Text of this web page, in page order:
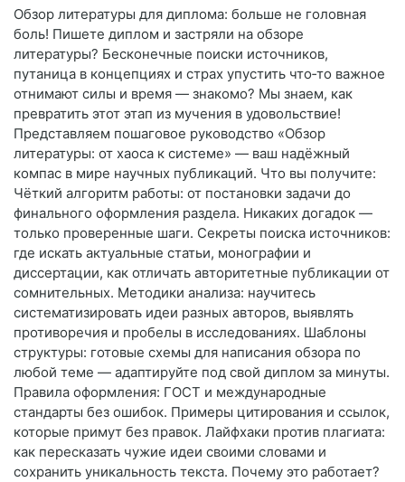
Обзор литературы для диплома: больше не головная
боль! Пишете диплом и застряли на обзоре
литературы? Бесконечные поиски источников,
путаница в концепциях и страх упустить что‑то важное
отнимают силы и время — знакомо? Мы знаем, как
превратить этот этап из мучения в удовольствие!
Представляем пошаговое руководство «Обзор
литературы: от хаоса к системе» — ваш надёжный
компас в мире научных публикаций. Что вы получите:
Чёткий алгоритм работы: от постановки задачи до
финального оформления раздела. Никаких догадок —
только проверенные шаги. Секреты поиска источников:
где искать актуальные статьи, монографии и
диссертации, как отличать авторитетные публикации от
сомнительных. Методики анализа: научитесь
систематизировать идеи разных авторов, выявлять
противоречия и пробелы в исследованиях. Шаблоны
структуры: готовые схемы для написания обзора по
любой теме — адаптируйте под свой диплом за минуты.
Правила оформления: ГОСТ и международные
стандарты без ошибок. Примеры цитирования и ссылок,
которые примут без правок. Лайфхаки против плагиата:
как пересказать чужие идеи своими словами и
сохранить уникальность текста. Почему это работает?